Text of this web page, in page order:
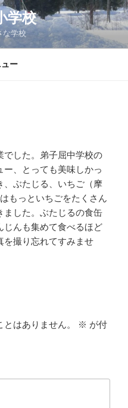
学校
な学校
ュー
した。弟子屈中学校の
、とっても美味しかっ
、ぶたじる、いちご（摩
もっといちごをたくさん
ました。ぶたじるの食缶
じんも集めて食べるほど
を撮り忘れてすみませ
はありません。 ※ が付